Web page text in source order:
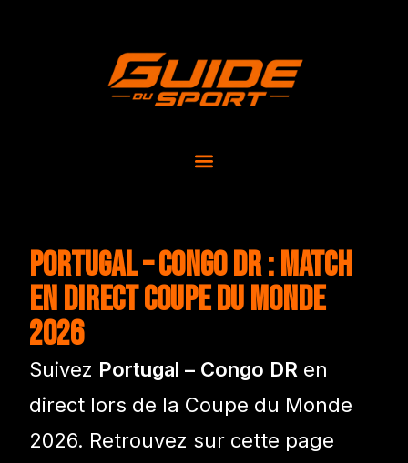
Portugal – Congo DR : match
en direct Coupe du Monde
2026
Suivez Portugal – Congo DR en
direct lors de la Coupe du Monde
2026. Retrouvez sur cette page